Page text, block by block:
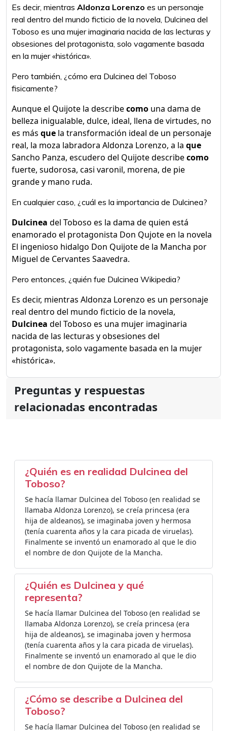
Es decir, mientras Aldonza Lorenzo es un personaje
real dentro del mundo ficticio de la novela, Dulcinea del
Toboso es una mujer imaginaria nacida de las lecturas y
obsesiones del protagonista, solo vagamente basada
en la mujer «histórica».
Pero también, ¿cómo era Dulcinea del Toboso
fisicamente?
Aunque el Quijote la describecomo una dama de
belleza inigualable, dulce, ideal, llena de virtudes, no
es más que la transformación ideal de un personaje
real, la moza labradora Aldonza Lorenzo, a la que
Sancho Panza, escudero del Quijote describecomo
fuerte, sudorosa, casi varonil, morena, de pie
grande y mano ruda.
En cualquier caso, ¿cuál es la importancia de Dulcinea?
Dulcinea del Toboso es la dama de quien está
enamorado el protagonista Don Qujote en la novela
El ingenioso hidalgo Don Quijote de la Mancha por
Miguel de Cervantes Saavedra.
Pero entonces, ¿quién fue Dulcinea Wikipedia?
Es decir, mientras Aldonza Lorenzo es un personaje
real dentro del mundo ficticio de la novela,
Dulcinea del Toboso es una mujer imaginaria
nacida de las lecturas y obsesiones del
protagonista, solo vagamente basada en la mujer
«histórica».
Preguntas y respuestas
relacionadas encontradas
¿Quién es en realidad Dulcinea del
Toboso?
Se hacía llamar Dulcinea del Toboso (en realidad se
llamaba Aldonza Lorenzo), se creía princesa (era
hija de aldeanos), se imaginaba joven y hermosa
(tenía cuarenta años y la cara picada de viruelas).
Finalmente se inventó un enamorado al que le dio
el nombre de don Quijote de la Mancha.
¿Quién es Dulcinea y qué
representa?
Se hacía llamar Dulcinea del Toboso (en realidad se
llamaba Aldonza Lorenzo), se creía princesa (era
hija de aldeanos), se imaginaba joven y hermosa
(tenía cuarenta años y la cara picada de viruelas).
Finalmente se inventó un enamorado al que le dio
el nombre de don Quijote de la Mancha.
¿Cómo se describe a Dulcinea del
Toboso?
Se hacía llamar Dulcinea del Toboso (en realidad se